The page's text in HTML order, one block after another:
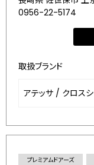
0956-22-5174
取扱ブランド
アテッサ / クロス
プレミアムドアーズ